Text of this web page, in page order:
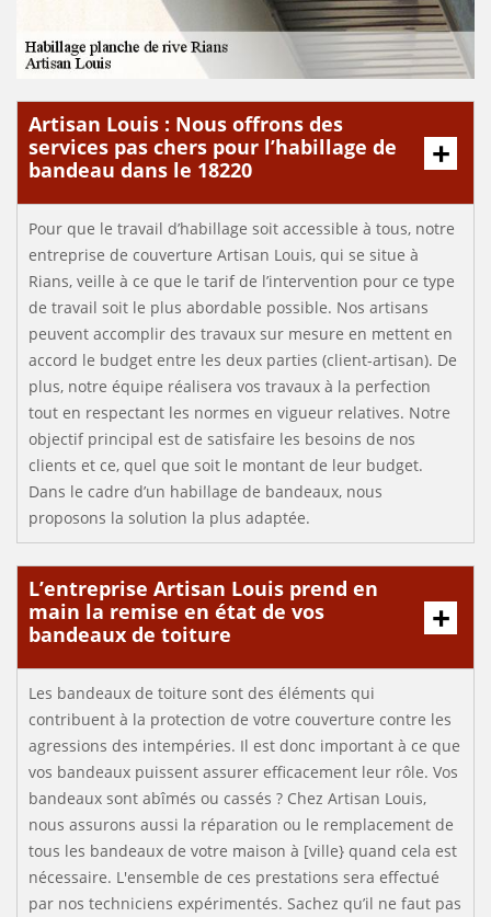
Artisan Louis : Nous offrons des
services pas chers pour l’habillage de
bandeau dans le 18220
Pour que le travail d’habillage soit accessible à tous, notre
entreprise de couverture Artisan Louis, qui se situe à
Rians, veille à ce que le tarif de l’intervention pour ce type
de travail soit le plus abordable possible. Nos artisans
peuvent accomplir des travaux sur mesure en mettent en
accord le budget entre les deux parties (client-artisan). De
plus, notre équipe réalisera vos travaux à la perfection
tout en respectant les normes en vigueur relatives. Notre
objectif principal est de satisfaire les besoins de nos
clients et ce, quel que soit le montant de leur budget.
Dans le cadre d’un habillage de bandeaux, nous
proposons la solution la plus adaptée.
L’entreprise Artisan Louis prend en
main la remise en état de vos
bandeaux de toiture
Les bandeaux de toiture sont des éléments qui
contribuent à la protection de votre couverture contre les
agressions des intempéries. Il est donc important à ce que
vos bandeaux puissent assurer efficacement leur rôle. Vos
bandeaux sont abîmés ou cassés ? Chez Artisan Louis,
nous assurons aussi la réparation ou le remplacement de
tous les bandeaux de votre maison à [ville} quand cela est
nécessaire. L'ensemble de ces prestations sera effectué
par nos techniciens expérimentés. Sachez qu’il ne faut pas